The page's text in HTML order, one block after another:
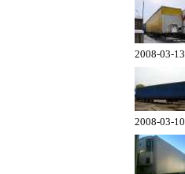
2008-03-13
2008-03-10